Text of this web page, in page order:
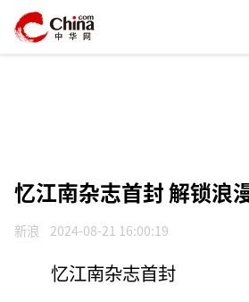
忆江南杂志首封 解锁浪
新浪 2024-08-21 16:00:19
忆江南杂志首封